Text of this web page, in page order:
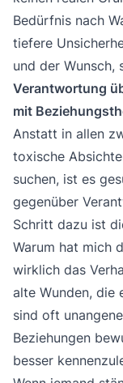
Bedürfnis nach
tiefere
und der Wunsch,
Verantwortung
mit
Anstatt in allen
toxische
suchen, ist es
gegenüber
Schritt dazu ist
Warum hat mich
wirklich das
alte Wunden, die
sind oft
Beziehungen
besser